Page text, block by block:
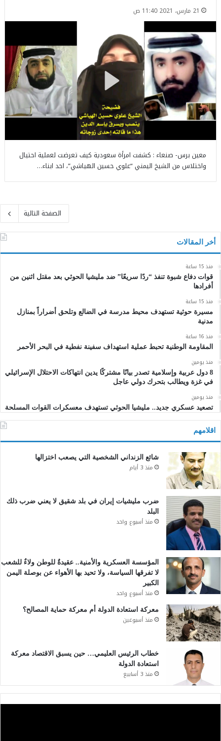
21 مارس، 2021 11:40 ص
معين برس- صنعاء : كشفت امرأة سعودية كيف تعرضت لعملية احتيال
واختلاس من الشيخ اليمني “علوي حسين الهياشي”، احد ابناء…
الصفحة التالية
أخر المقالات
منذ 15 ساعة
قوات دفاع شبوة تنفذ “ردًا سريعًا” ضد مليشيا الحوثي بعد مقتل اثنين من
أفرادها
منذ 15 ساعة
مسيرة حوثية تستهدف محيط مدرسة في الضالع وتلحق أضراراً بمنازل
مدنية
منذ 16 ساعة
المقاومة الوطنية تحبط عملية استهداف سفينة نفطية في البحر الأحمر
منذ يومين
8 دول عربية وإسلامية تصدر بيانًا مشتركًا يدين انتهاكات الاحتلال الإسرائيلي
في غزة ويطالب بتحرك دولي عاجل
منذ يومين
تصعيد عسكري جديد.. مليشيا الحوثي تستهدف معسكرات القوات المسلحة
اقلامهم
شائع الزنداني الشخصية التي يصعب اختزالها
منذ 3 أيام
ضرب مليشيات إيران في بلد شقيق لا يعني ضرب ذلك
البلد
منذ أسبوع واحد
المؤسسة العسكرية والأمنية.. عقيدةٌ للوطن ولاءٌ للشعب
لا تفرقها السياسة، ولا تحيد بها الأهواء عن بوصلة اليمن
الكبير
منذ أسبوع واحد
معركة استعادة الدولة أم معركة حماية المصالح؟
منذ أسبوعين
خطاب الرئيس العليمي… حين يسبق الاقتصاد معركة
استعادة الدولة
منذ 3 أسابيع